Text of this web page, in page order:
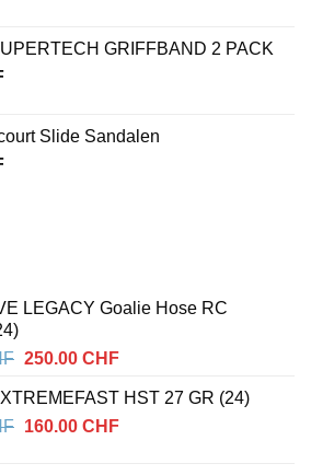
GRIFFBAND 2 PACK
Slide Sandalen
LEGACY Goalie Hose RC
Ursprünglicher
war:
330.00 CHF
250.00 CHFAktueller
ist:
250.00 CHF.
HST 27 GR (24)
Ursprünglicher
160.00 CHFAktueller